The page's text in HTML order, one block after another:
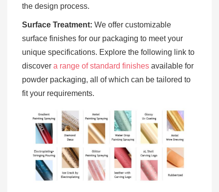
the design process.
Surface Treatment: We offer customizable
surface finishes for our packaging to meet your
unique specifications. Explore the following link to
discover a range of standard finishes available for
powder packaging, all of which can be tailored to
fit your requirements.